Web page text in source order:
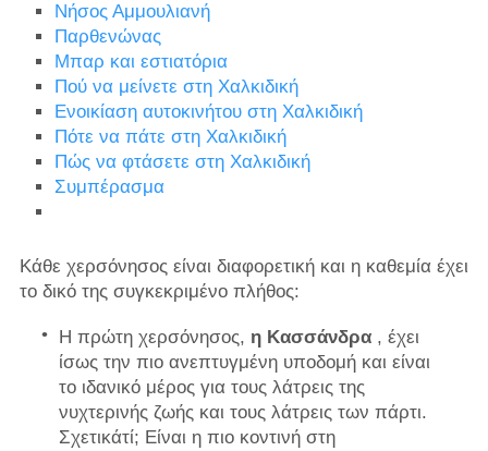
Νήσος Αμμουλιανή
Παρθενώνας
Μπαρ και εστιατόρια
Πού να μείνετε στη Χαλκιδική
Ενοικίαση αυτοκινήτου στη Χαλκιδική
Πότε να πάτε στη Χαλκιδική
Πώς να φτάσετε στη Χαλκιδική
Συμπέρασμα
Κάθε χερσόνησος είναι διαφορετική και η καθεμία έχει
το δικό της συγκεκριμένο πλήθος:
Η πρώτη χερσόνησος, η Κασσάνδρα, έχει
ίσως την πιο ανεπτυγμένη υποδομή και είναι
το ιδανικό μέρος για τους λάτρεις της
νυχτερινής ζωής και τους λάτρεις των πάρτι.
Σχετικάτί; Είναι η πιο κοντινή στη